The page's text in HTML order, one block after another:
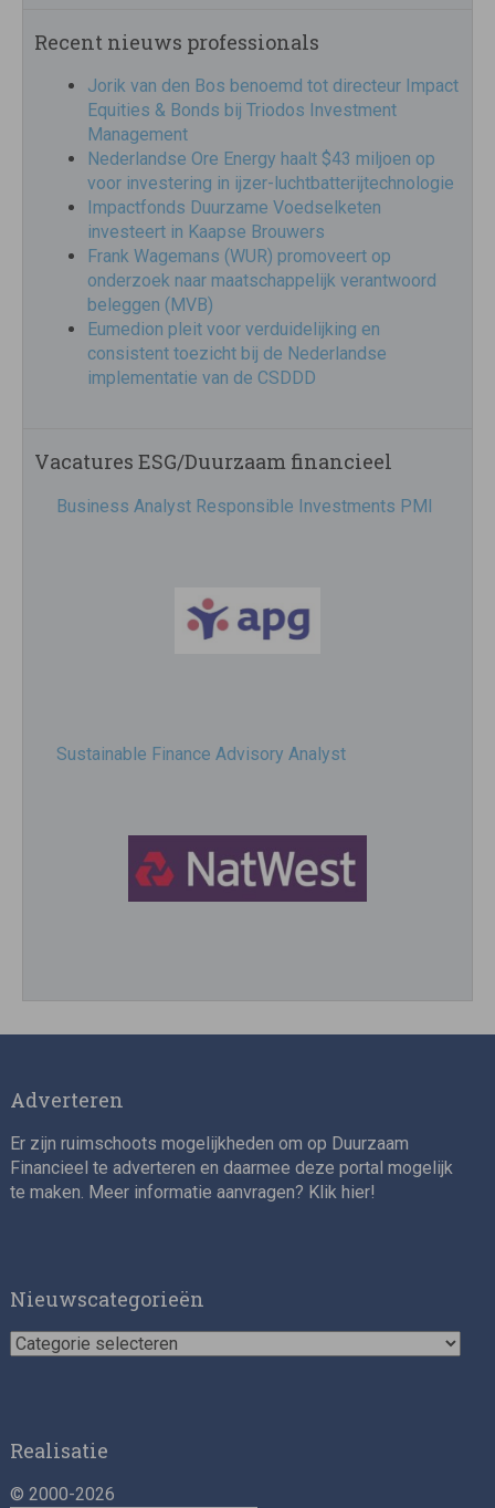
Recent nieuws professionals
Jorik van den Bos benoemd tot directeur Impact
Equities & Bonds bij Triodos Investment
Management
Nederlandse Ore Energy haalt $43 miljoen op
voor investering in ijzer-luchtbatterijtechnologie
Impactfonds Duurzame Voedselketen
investeert in Kaapse Brouwers
Frank Wagemans (WUR) promoveert op
onderzoek naar maatschappelijk verantwoord
beleggen (MVB)
Eumedion pleit voor verduidelijking en
consistent toezicht bij de Nederlandse
implementatie van de CSDDD
Vacatures ESG/Duurzaam financieel
Business Analyst Responsible Investments PMI
Sustainable Finance Advisory Analyst
Director, Impact Investing
Asset Management Internship – Responsible
Adverteren
Er zijn ruimschoots mogelijkheden om op Duurzaam
Financieel te adverteren en daarmee deze portal mogelijk
te maken. Meer informatie aanvragen? Klik hier!
Nieuwscategorieën
Nieuwscategorieën
Realisatie
© 2000-2026